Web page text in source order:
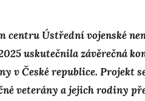
centru Ústřední vojenské
uskutečnila závěrečná
v České republice. Projekt
veterány a jejich rodiny